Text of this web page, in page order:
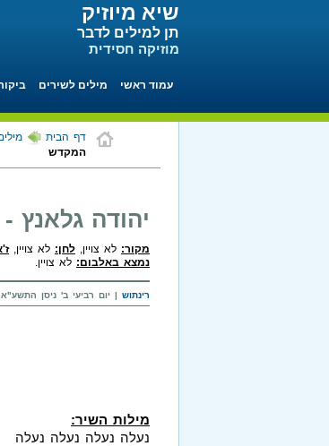
שיא מיוזיק
תן למילים לדבר
מוזיקה חסידית
עמוד ראשי מילים לשירים
דף הבית
המקדש
יהודה
מקור: לא צויין, לחן: לא צויין,
נמצא באלבום: לא צויין.
רינתוש | יום רביעי ב' ניסן התשע"א, 06-04-2011 בשעה
מילות השיר:
נעלה נעלה נעלה נעלה